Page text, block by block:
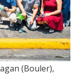
(Bouler),